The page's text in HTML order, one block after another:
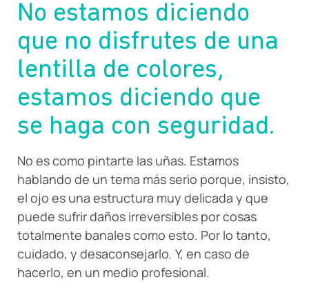
No estamos diciendo
que no disfrutes de una
lentilla de colores,
estamos diciendo que
se haga con seguridad.
No es como pintarte las uñas. Estamos
hablando de un tema más serio porque, insisto,
el ojo es una estructura muy delicada y que
puede sufrir daños irreversibles por cosas
totalmente banales como esto. Por lo tanto,
cuidado, y desaconsejarlo. Y, en caso de
hacerlo, en un medio profesional.